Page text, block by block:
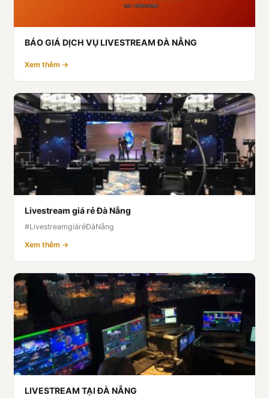
BÁO GIÁ DỊCH VỤ LIVESTREAM ĐÀ NẴNG
Xem thêm →
Livestream giá rẻ Đà Nẵng
#LivestreamgiárẻĐàNẵng
Xem thêm →
LIVESTREAM TẠI ĐÀ NẴNG